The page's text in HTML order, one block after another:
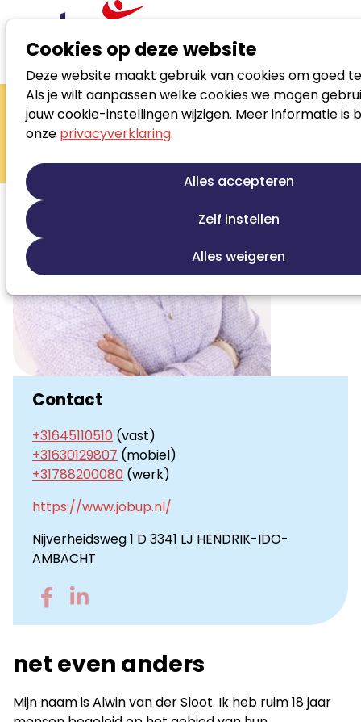
Cookies op deze website
Deze website maakt gebruik van cookies om goed
Als je wilt aanpassen welke cookies we mogen
jouw cookie-instellingen wijzigen. Meer informatie is
onze privacyverklaring.
Alles accepteren
Zelf instellen
Alles weigeren
Zoek loopbaanspecialist
Alwin van der
Sloot
Loopbaanadviseur
Contact
+31645110510 (vast)
+31630129807 (mobiel)
+31788200080 (werk)
https://www.jobup.nl/
Nijverheidsweg 1 D 3341 LJ HENDRIK-IDO-
AMBACHT
Go
net even anders
Mijn naam is Alwin van der Sloot. Ik heb ruim 18 jaar